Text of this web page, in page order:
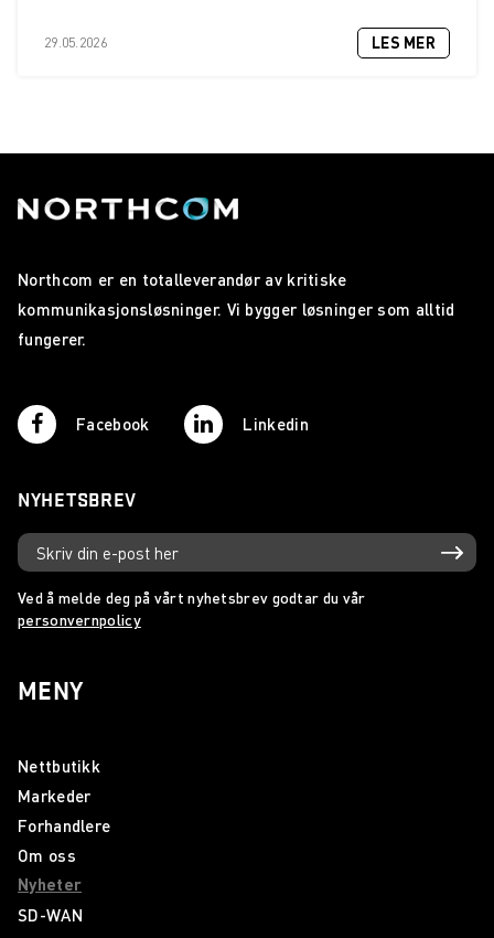
29.05.2026 LES MER
Northcom er en totalleverandør av kritiske
kommunikasjonsløsninger. Vi bygger løsninger som alltid
fungerer.
Facebook Linkedin
NYHETSBREV
Ved å melde deg på vårt nyhetsbrev godtar du vår
personvernpolicy
MENY
Nettbutikk
Markeder
Forhandlere
Om oss
Nyheter
SD-WAN